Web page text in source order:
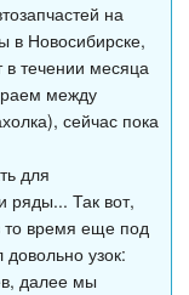
на
в Новосибирске,
в течении месяца
между
сейчас пока
для
ряды... Так вот,
то время еще под
узок:
далее мы